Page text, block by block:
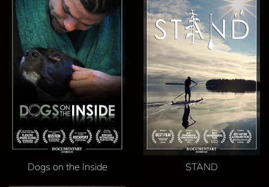
Dogs on the Inside STAND